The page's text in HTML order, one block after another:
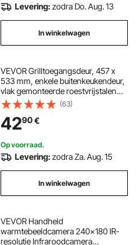
Levering:zodra Do. Aug. 13
In winkelwagen
VEVOR Grilltoegangsdeur, 457 x
533 mm, enkele buitenkeukendeur,
vlak gemonteerde roestvrijstalen
deur, verticale wanddeur met
intrekbare handgreep, voor grill-
eiland, grillstation, buitenkast
(63)
4290€
Op voorraad.
Levering:zodra Za. Aug. 15
In winkelwagen
VEVOR Handheld
warmtebeeldcamera 240x180 IR-
resolutie Infraroodcamera